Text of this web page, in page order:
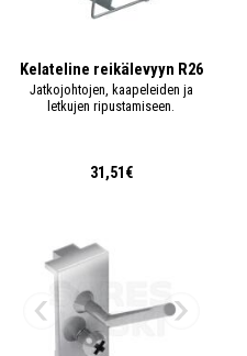
Kelateline reikälevyyn R26
Jatkojohtojen, kaapeleiden ja
letkujen ripustamiseen.
31,51€